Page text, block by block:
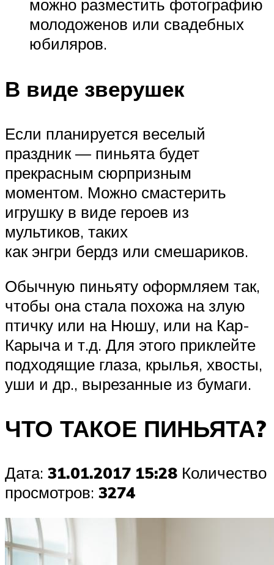
можно разместить фотографию
молодоженов или свадебных
юбиляров.
В виде зверушек
Если планируется веселый
праздник — пиньята будет
прекрасным сюрпризным
моментом. Можно смастерить
игрушку в виде героев из
мультиков, таких
как энгри бердз или смешариков.
Обычную пиньяту оформляем так,
чтобы она стала похожа на злую
птичку или на Нюшу, или на Кар-
Карыча и т.д. Для этого приклейте
подходящие глаза, крылья, хвосты,
уши и др., вырезанные из бумаги.
ЧТО ТАКОЕ ПИНЬЯТА?
Дата: 31.01.2017 15:28 Количество
просмотров: 3274